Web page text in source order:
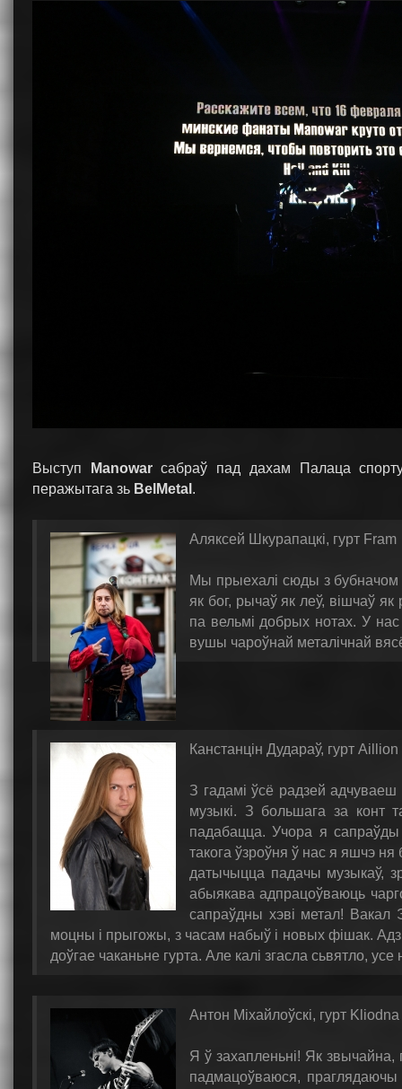
Выступ Manowarсабраў пад дахам Палаца спорту
перажытага зь BelMetal .
Аляксей Шкурапацкі, гурт Fram
Мы прыехалі сюды з бубначом
як бог, рычаў як леў, вішчаў
па вельмі добрых нотах. У нас
вушы чароўнай металічнай
Канстанцін Дудараў, гурт Aillion
З гадамі ўсё радзей
музыкі. З большага за конт
падабацца. Учора я
такога ўзроўня ў нас я яшчэ
датычыцца падачы музыкаў,
абыякава адпрацоўваюць
сапраўдны хэві метал! Вакал
моцны і прыгожы, з часам набыў і новых фішак.
доўгае чаканьне гурта. Але калі згасла сьвятло,
Антон Міхайлоўскі, гурт Kliodna
Я ў захапленьні! Як звычайна,
падмацоўваюся, праглядаючы